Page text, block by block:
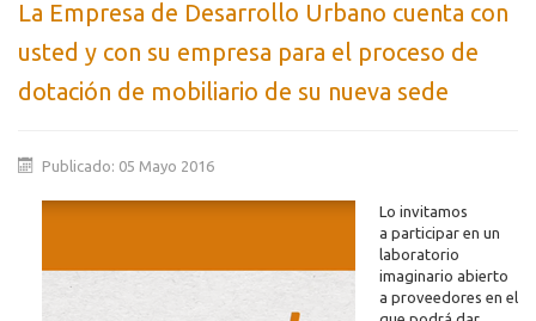
La Empresa de Desarrollo Urbano cuenta con
usted y con su empresa para el proceso de
dotación de mobiliario de su nueva sede
Publicado: 05 Mayo 2016
Lo invitamos
a participar en un
laboratorio
imaginario abierto
a proveedores en el